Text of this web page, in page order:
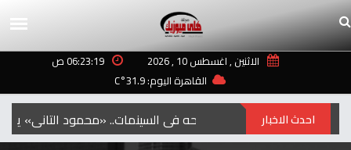
الاثنين , اغسطس 10 , 2026
06:23:19 ص
القاهرة اليوم: 31.9°C
استعدادًا‭ ‬لطرحه‭ ‬في‭ ‬السينمات.. ‬‮«‬محمود‭ ‬التاني‮»‬‭ ‬يكشف‭ ‬عن‭ ‬بوستر‭ ‬جديد
احدث الاخبار